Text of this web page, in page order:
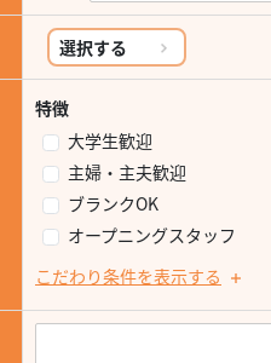
選択する
特徴
大学生歓迎
主婦・主夫歓迎
ブランクOK
オープニングスタッフ
こだわり条件を表示する